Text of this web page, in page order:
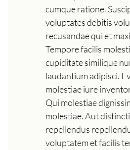
cumque ratione.
voluptates debitis
recusandae qui et
Tempore facilis
cupiditate similique
laudantium adipisci.
molestiae iure
Qui molestiae
molestiae. Aut
repellendus
voluptatem et facilis